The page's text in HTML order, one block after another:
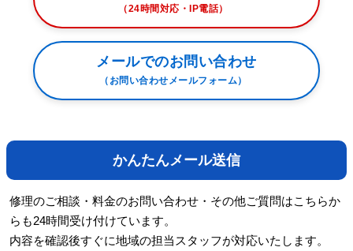
（24時間対応・IP電話）
メールでのお問い合わせ
（お問い合わせメールフォーム）
かんたんメール送信
修理のご相談・料金のお問い合わせ・その他ご質問はこちらか
らも24時間受け付けています。
内容を確認後すぐに地域の担当スタッフが対応いたします。